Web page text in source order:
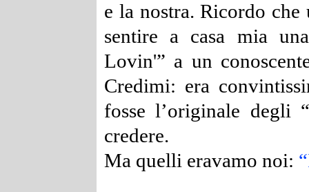
e la nostra.Ricordo che
sentire a casa mia
Lovin'” a un
Credimi: era
fosse l’originale degli
credere.
Ma quelli eravamo noi: